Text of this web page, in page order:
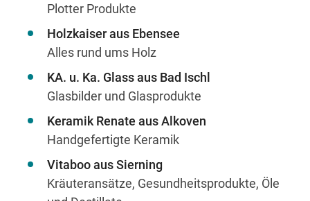
Plotter Produkte
Holzkaiser aus Ebensee
Alles rund ums Holz
KA. u. Ka. Glass aus Bad Ischl
Glasbilder und Glasprodukte
Keramik Renate aus Alkoven
Handgefertigte Keramik
Vitaboo aus Sierning
Kräuteransätze, Gesundheitsprodukte, Öle